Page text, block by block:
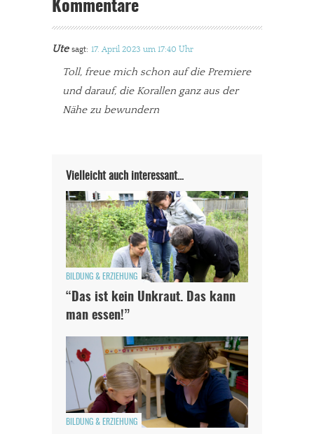
Kommentare
Ute sagt: 17. April 2023 um 17:40 Uhr
Toll, freue mich schon auf die Premiere
und darauf, die Korallen ganz aus der
Nähe zu bewundern
Vielleicht auch interessant…
BILDUNG & ERZIEHUNG
“Das ist kein Unkraut. Das kann
man essen!”
BILDUNG & ERZIEHUNG